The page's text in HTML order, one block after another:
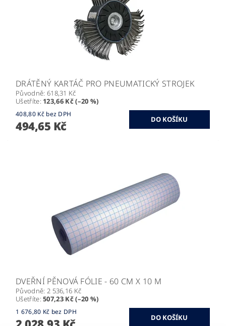
DRÁTĚNÝ KARTÁČ PRO PNEUMATICKÝ STROJEK
Původně: 618,31 Kč
Ušetříte: 123,66 Kč (–20 %)
408,80 Kč bez DPH
494,65 Kč
DVEŘNÍ PĚNOVÁ FÓLIE - 60 CM X 10 M
Původně: 2 536,16 Kč
Ušetříte:507,23 Kč (–20 %)
1 676,80 Kč bez DPH